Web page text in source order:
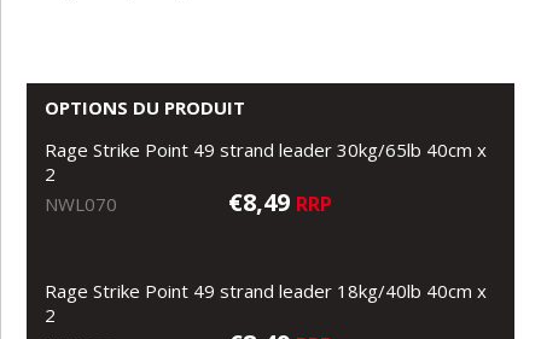
OPTIONS DU PRODUIT
Rage Strike Point 49 strand leader 30kg/65lb 40cm x
2
NWL070
€8,49 RRP
Rage Strike Point 49 strand leader 18kg/40lb 40cm x
2